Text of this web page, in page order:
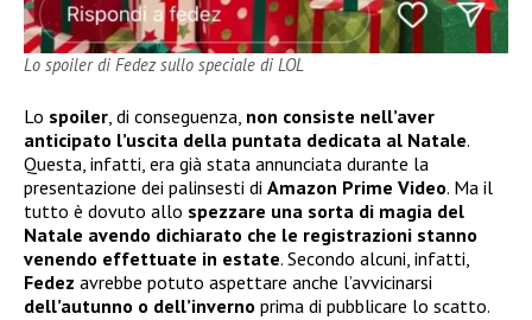
Lo spoiler di Fedez sullo speciale di LOL
Lo spoiler, di conseguenza, non consiste nell’aver
anticipato l’uscita della puntata dedicata al Natale.
Questa, infatti, era già stata annunciata durante la
presentazione dei palinsesti di Amazon Prime Video. Ma il
tutto è dovuto allo spezzare una sorta di magia del
Natale avendo dichiarato che le registrazioni stanno
venendo effettuate in estate. Secondo alcuni, infatti,
Fedez avrebbe potuto aspettare anche l’avvicinarsi
dell’autunno o dell’inverno prima di pubblicare lo scatto.